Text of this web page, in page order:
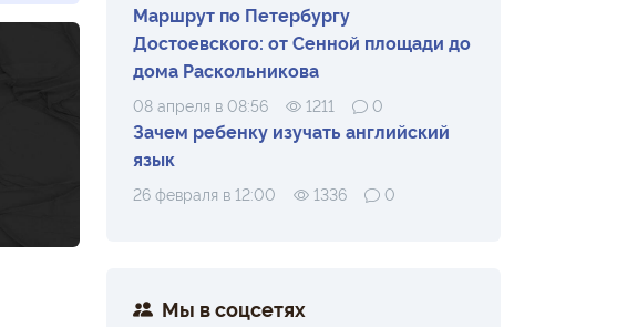
Маршрут по Петербургу
Достоевского: от Сенной площади до
дома Раскольникова
08 апреля в 08:56 1211 0
Зачем ребенку изучать английский
язык
26 февраля в 12:00 1336 0
Мы в соцсетях